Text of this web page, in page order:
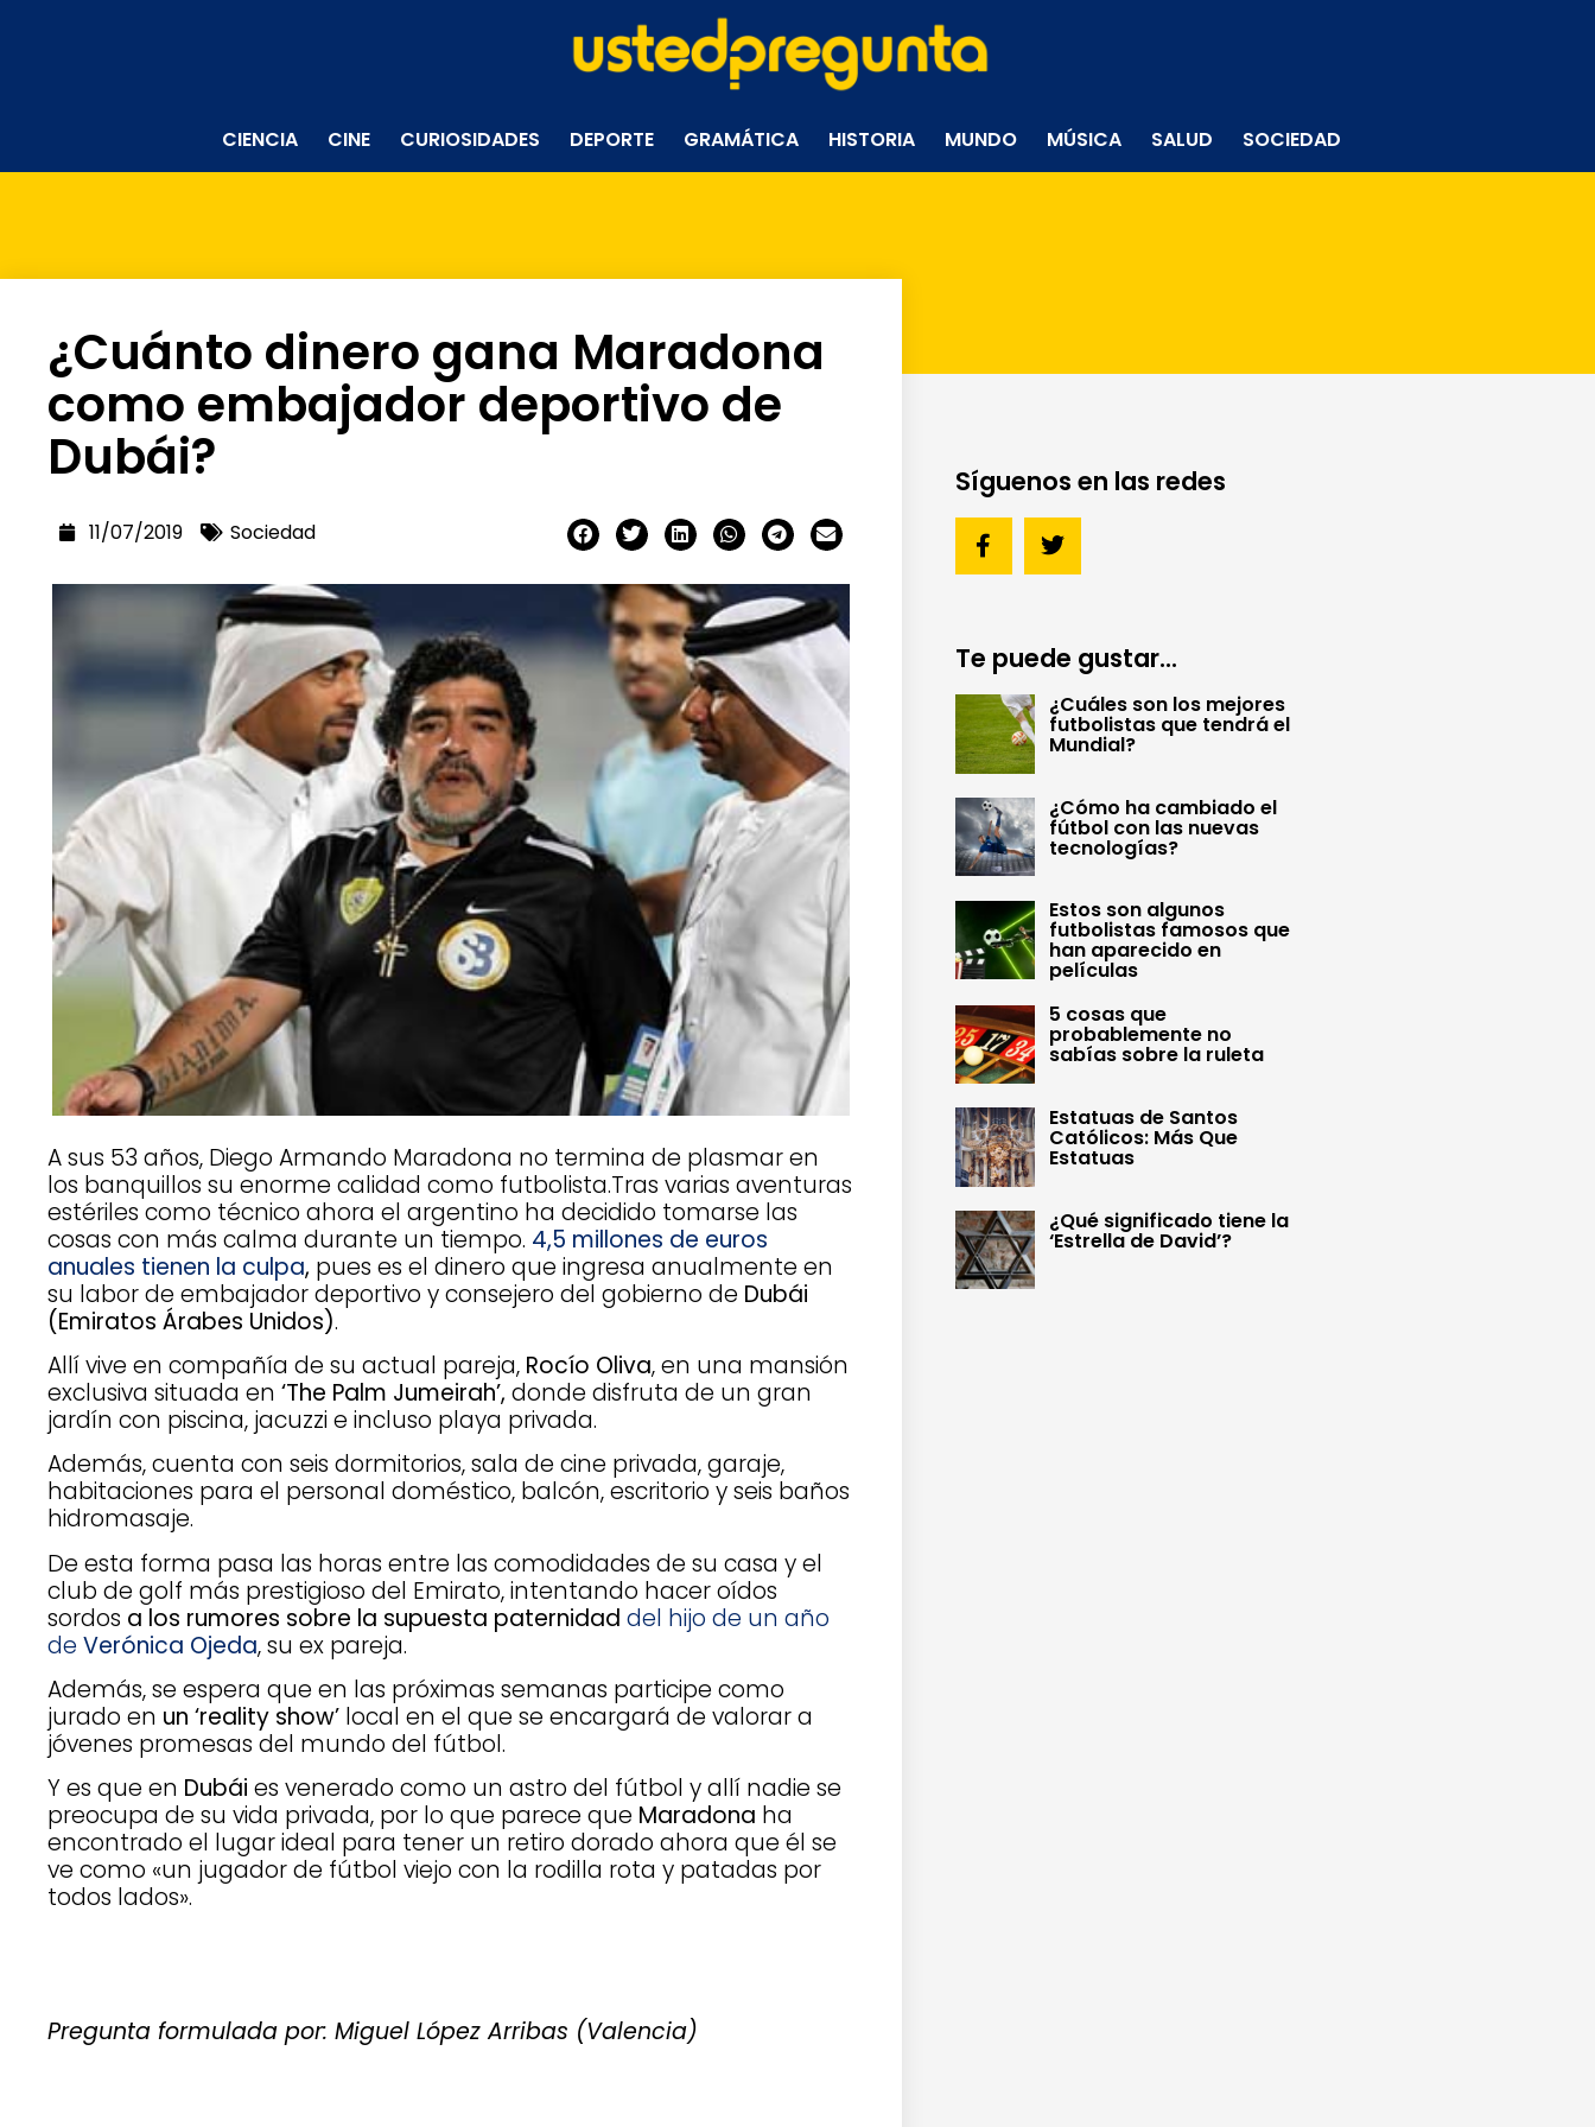
CIENCIA CINE CURIOSIDADES DEPORTE GRAMÁTICA HISTORIA MUNDO MÚSICA SALUD SOCIEDAD
¿Cuánto dinero gana Maradona
como embajador deportivo de
Dubái?
11/07/2019 Sociedad
A sus 53 años, Diego Armando Maradona no termina de plasmar en
los banquillos su enorme calidad como futbolista.Tras varias aventuras
estériles como técnico ahora el argentino ha decidido tomarse las
cosas con más calma durante un tiempo. 4,5 millones de euros
anuales tienen la culpa, pues es el dinero que ingresa anualmente en
su labor de embajador deportivo y consejero del gobierno de Dubái
(Emiratos Árabes Unidos).
Allí vive en compañía de su actual pareja, Rocío Oliva, en una mansión
exclusiva situada en ‘The Palm Jumeirah’, donde disfruta de un gran
jardín con piscina, jacuzzi e incluso playa privada.
Además, cuenta con seis dormitorios, sala de cine privada, garaje,
habitaciones para el personal doméstico, balcón, escritorio y seis baños
hidromasaje.
De esta forma pasa las horas entre las comodidades de su casa y el
club de golf más prestigioso del Emirato, intentando hacer oídos
sordos a los rumores sobre la supuesta paternidad del hijo de un año
de Verónica Ojeda, su ex pareja.
Además, se espera que en las próximas semanas participe como
jurado en un ‘reality show’ local en el que se encargará de valorar a
jóvenes promesas del mundo del fútbol.
Y es que en Dubái es venerado como un astro del fútbol y allí nadie se
preocupa de su vida privada, por lo que parece que Maradona ha
encontrado el lugar ideal para tener un retiro dorado ahora que él se
ve como «un jugador de fútbol viejo con la rodilla rota y patadas por
todos lados».
Pregunta formulada por: Miguel López Arribas (Valencia)
Síguenos en las redes
Te puede gustar...
¿Cuáles son los mejores
futbolistas que tendrá el
Mundial?
¿Cómo ha cambiado el
fútbol con las nuevas
tecnologías?
Estos son algunos
futbolistas famosos que
han aparecido en
películas
5 cosas que
probablemente no
sabías sobre la ruleta
Estatuas de Santos
Católicos: Más Que
Estatuas
¿Qué significado tiene la
‘Estrella de David’?